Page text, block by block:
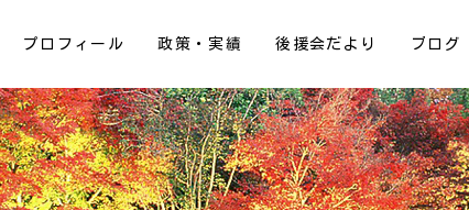
プロフィール 政策・実績 後援会だより ブログ